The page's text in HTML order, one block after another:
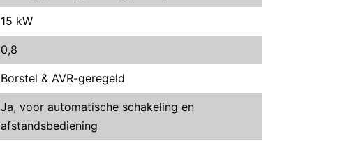
15 kW
0,8
Borstel & AVR-geregeld
Ja, voor automatische schakeling en
afstandsbediening